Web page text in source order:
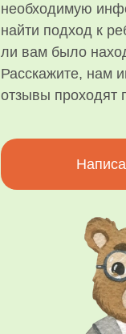
необходимую
найти подход к
ли вам было
Расскажите, нам
отзывы проходят